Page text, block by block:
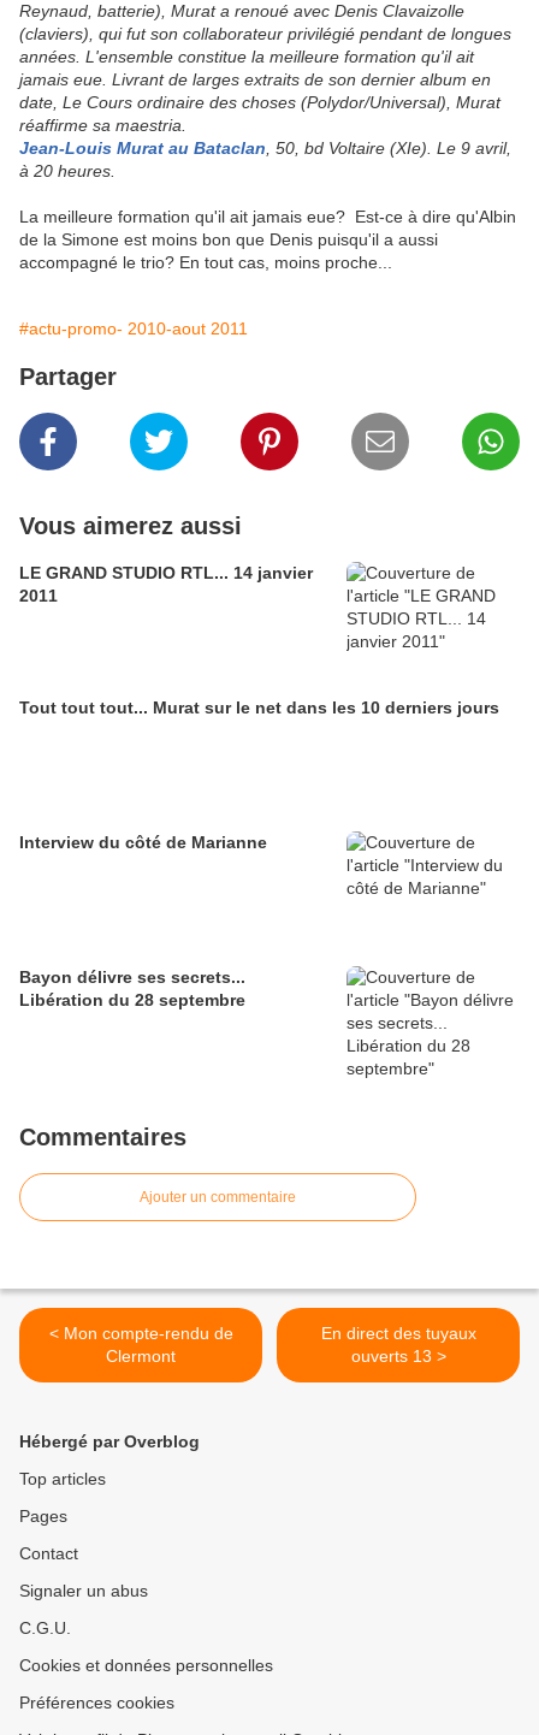
Reynaud, batterie), Murat a renoué avec Denis Clavaizolle
(claviers), qui fut son collaborateur privilégié pendant de longues
années. L'ensemble constitue la meilleure formation qu'il ait
jamais eue. Livrant de larges extraits de son dernier album en
date, Le Cours ordinaire des choses (Polydor/Universal), Murat
réaffirme sa maestria.
Jean-Louis Murat au Bataclan , 50, bd Voltaire (XIe). Le 9 avril,
à 20 heures.
La meilleure formation qu'il ait jamais eue? Est-ce à dire qu'Albin
de la Simone est moins bon que Denis puisqu'il a aussi
accompagné le trio? En tout cas, moins proche...
#actu-promo- 2010-aout 2011
Partager
Vous aimerez aussi
LE GRAND STUDIO RTL... 14 janvier
2011
Tout tout tout... Murat sur le net dans les 10 derniers jours
Interview du côté de Marianne
Bayon délivre ses secrets...
Libération du 28 septembre
Commentaires
Ajouter un commentaire
< Mon compte-rendu de
Clermont
En direct des tuyaux
ouverts 13 >
Hébergé par Overblog
Top articles
Pages
Contact
Signaler un abus
C.G.U.
Cookies et données personnelles
Préférences cookies